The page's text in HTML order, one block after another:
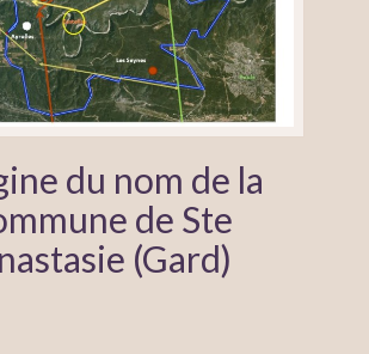
du nom de la
de Ste
(Gard)